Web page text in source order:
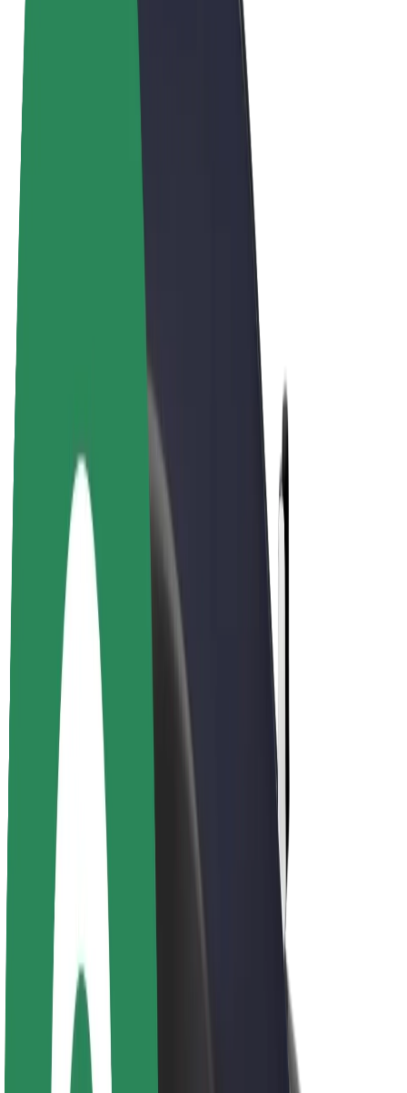
Kurýři
Výdělky kurýra
Partneři Bolt Food
Flotily
Franšízy
Společnost
Kariéra
O společnosti Bolt
Udržitelnost podle Boltu
Projekt Zero
Blog
Tiskové centrum
Pokyny ke značce
Naše poslání
Vztahy s investory
Značka
Média
Městský fond
Bezpečnost